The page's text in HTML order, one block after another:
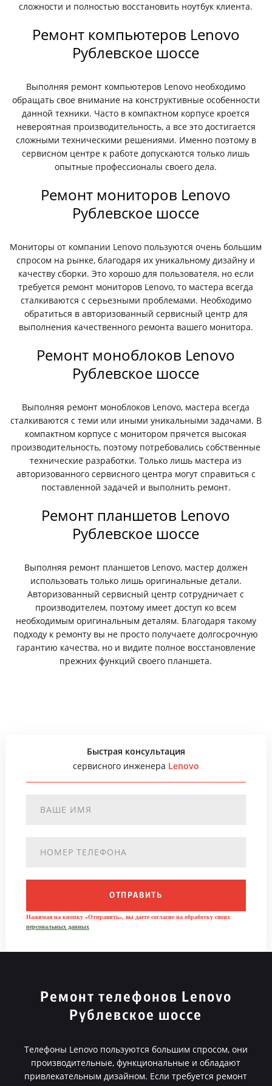
сложности и полностью восстановить ноутбук клиента.
Ремонт компьютеров Lenovo
Рублевское шоссе
Выполняя ремонт компьютеров Lenovo необходимо
обращать свое внимание на конструктивные особенности
данной техники. Часто в компактном корпусе кроется
невероятная производительность, а все это достигается
сложными техническими решениями. Именно поэтому в
сервисном центре к работе допускаются только лишь
опытные профессионалы своего дела.
Ремонт мониторов Lenovo
Рублевское шоссе
Мониторы от компании Lenovo пользуются очень большим
спросом на рынке, благодаря их уникальному дизайну и
качеству сборки. Это хорошо для пользователя, но если
требуется ремонт мониторов Lenovo, то мастера всегда
сталкиваются с серьезными проблемами. Необходимо
обратиться в авторизованный сервисный центр для
выполнения качественного ремонта вашего монитора.
Ремонт моноблоков Lenovo
Рублевское шоссе
Выполняя ремонт моноблоков Lenovo, мастера всегда
сталкиваются с теми или иными уникальными задачами. В
компактном корпусе с монитором прячется высокая
производительность, поэтому потребовались собственные
технические разработки. Только лишь мастера из
авторизованного сервисного центра могут справиться с
поставленной задачей и выполнить ремонт.
Ремонт планшетов Lenovo
Рублевское шоссе
Выполняя ремонт планшетов Lenovo, мастер должен
использовать только лишь оригинальные детали.
Авторизованный сервисный центр сотрудничает с
производителем, поэтому имеет доступ ко всем
необходимым оригинальным деталям. Благодаря такому
подходу к ремонту вы не просто получаете долгосрочную
гарантию качества, но и видите полное восстановление
прежних функций своего планшета.
Быстрая консультация
сервисного инженера Lenovo
ОТПРАВИТЬ
Нажимая на кнопку «Отправить», вы даете согласие на обработку своих
персональных данных
Ремонт телефонов Lenovo
Рублевское шоссе
Телефоны Lenovo пользуются большим спросом, они
производительные, функциональные и обладают
привлекательным дизайном. Если требуется ремонт